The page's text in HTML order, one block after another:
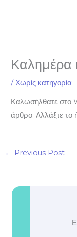
Καλημέρα
/Χωρίς κατηγορία
Καλωσήλθατε στο
άρθρο. Αλλάξτε το
← Previous Post